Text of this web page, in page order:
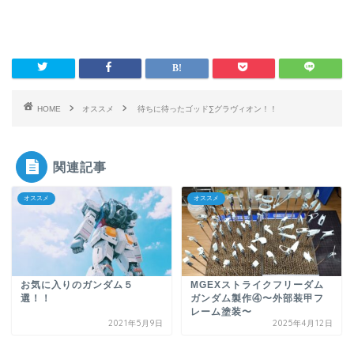
HOME オススメ 待ちに待ったゴッド∑グラヴィオン！！
関連記事
オススメ
お気に入りのガンダム５
選！！
2021年5月9日
オススメ
MGEXストライクフリーダム
ガンダム製作④〜外部装甲フ
レーム塗装〜
2025年4月12日